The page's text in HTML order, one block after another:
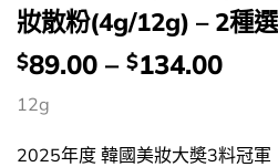
妝散粉(4g/12g) – 2種
價
錢：
$89.00 – $134.00
12g
2025年度 韓國美妝大奬3料冠